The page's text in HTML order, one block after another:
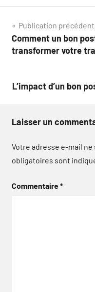
Navigation
de
Publication
Comment un bon
transformer votre
L’impact d’un bon
Laisser un
Votre adresse e-mail ne
obligatoires sont
Commentaire*